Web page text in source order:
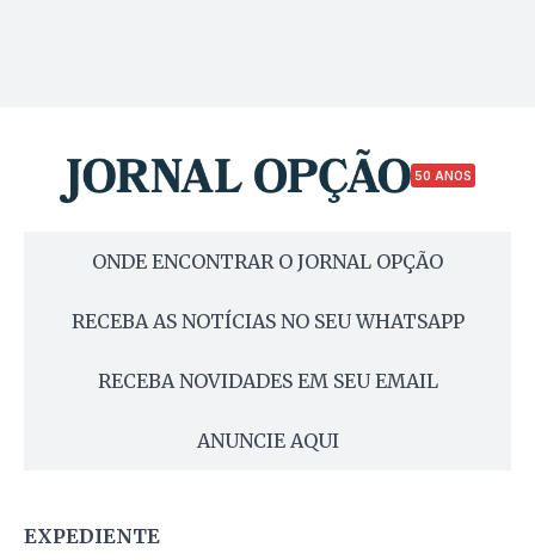
50 ANOS
ONDE ENCONTRAR O JORNAL OPÇÃO
RECEBA AS NOTÍCIAS NO SEU WHATSAPP
RECEBA NOVIDADES EM SEU EMAIL
ANUNCIE AQUI
EXPEDIENTE